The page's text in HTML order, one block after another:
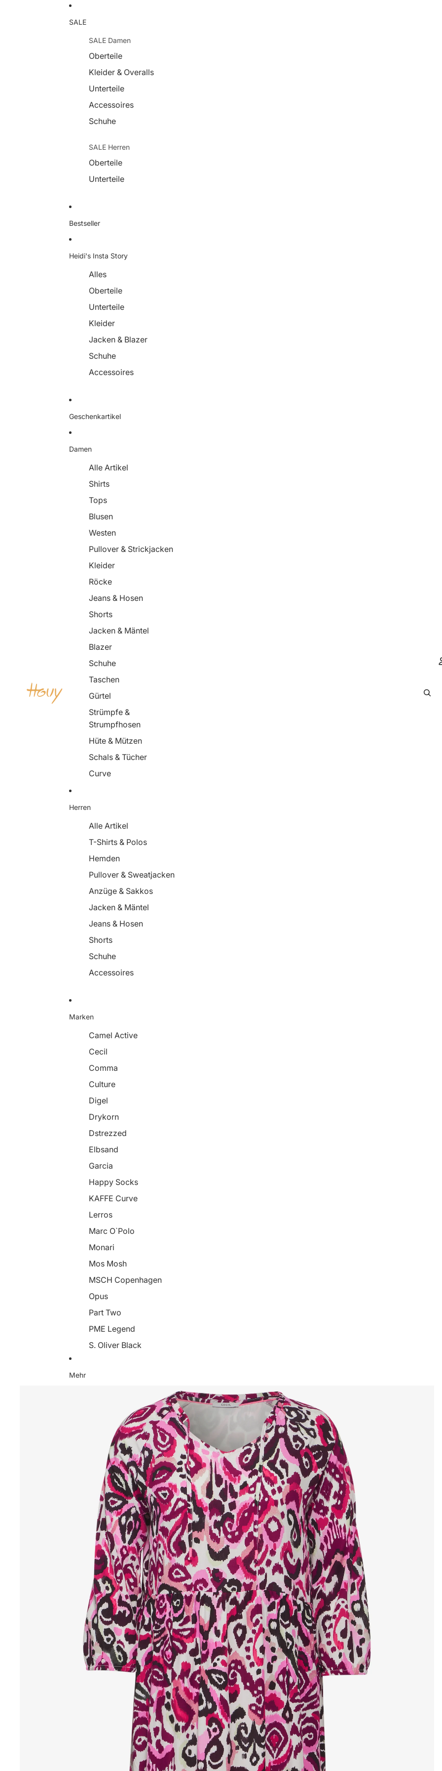
SALE
SALE Damen
Oberteile
Kleider & Overalls
Unterteile
Accessoires
Schuhe
SALE Herren
Oberteile
Unterteile
Bestseller
Heidi's Insta Story
Alles
Oberteile
Unterteile
Kleider
Jacken & Blazer
Schuhe
Accessoires
Geschenkartikel
Damen
Alle Artikel
Shirts
Tops
Blusen
Westen
Pullover & Strickjacken
Kleider
Röcke
Jeans & Hosen
Shorts
Jacken & Mäntel
Blazer
Schuhe
Taschen
Gürtel
Strümpfe &
Strumpfhosen
Hüte & Mützen
Schals & Tücher
Curve
Herren
Alle Artikel
T-Shirts & Polos
Hemden
Pullover & Sweatjacken
Anzüge & Sakkos
Jacken & Mäntel
Jeans & Hosen
Shorts
Schuhe
Accessoires
Marken
Camel Active
Cecil
Comma
Culture
Digel
Drykorn
Dstrezzed
Elbsand
Garcia
Happy Socks
KAFFE Curve
Lerros
Marc O`Polo
Monari
Mos Mosh
MSCH Copenhagen
Opus
Part Two
PME Legend
S. Oliver Black
Mehr